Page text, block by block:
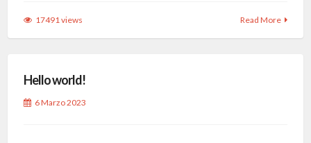
Read More
17491 views
Hello world!
6 Marzo 2023